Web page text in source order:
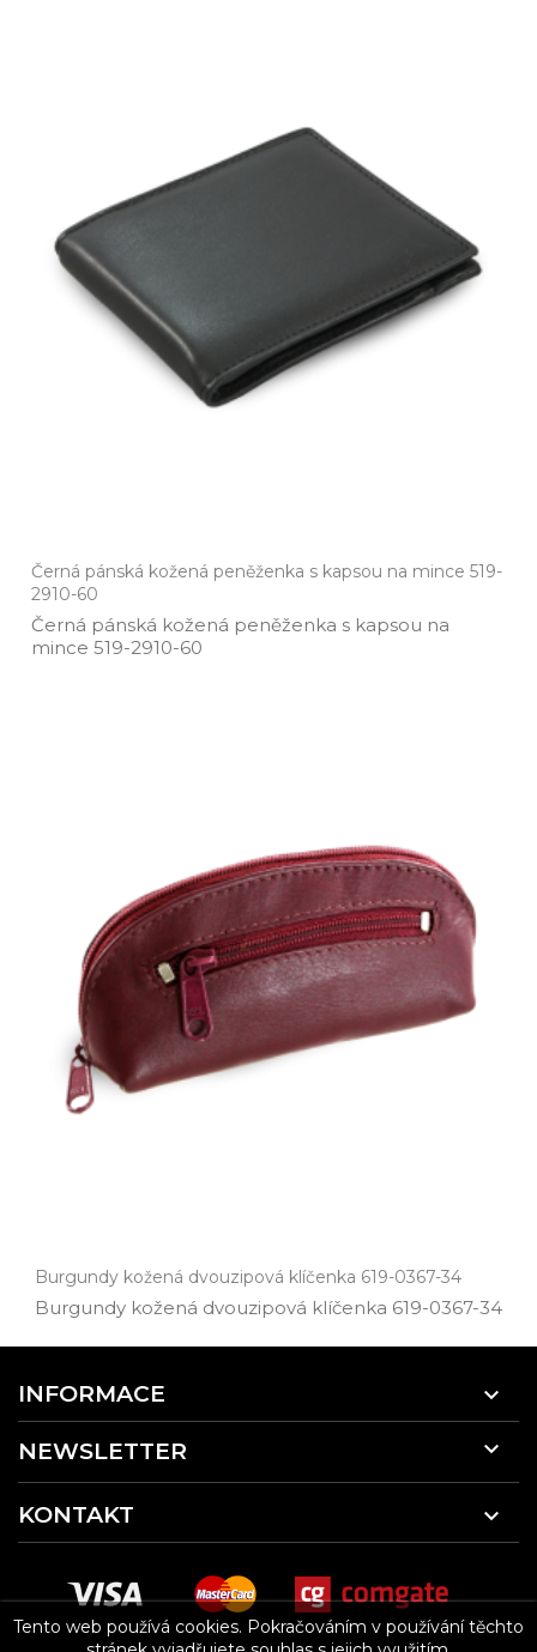
Černá pánská kožená peněženka s kapsou na mince 519-
2910-60
Černá pánská kožená peněženka s kapsou na
mince 519­-2910­-60
Burgundy kožená dvouzipová klíčenka 619-0367-34
Burgundy kožená dvouzipová klíčenka 619­-0367­-34
INFORMACE 
NEWSLETTER 
KONTAKT 
Tento web používá cookies. Pokračováním v používání těchto